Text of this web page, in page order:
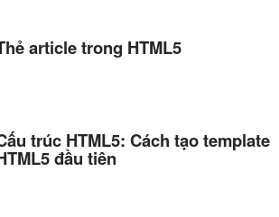
article trong HTML5
trúc HTML5: Cách tạo template
đầu tiên